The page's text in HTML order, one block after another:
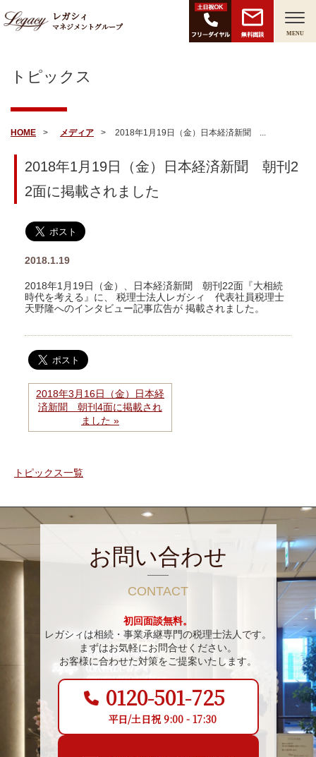
レガシィ
マネジメントグループ
無料面談 MENU
トピックス
HOME メディア 2018年1月19日（金）日本経済新聞 ...
2018年1月19日（金）日本経済新聞 朝刊2
2面に掲載されました
2018.1.19
2018年1月19日（金）、日本経済新聞 朝刊22面『大相続
時代を考える』に、 税理士法人レガシィ 代表社員税理士
天野隆へのインタビュー記事広告が 掲載されました。
2018年3月16日（金）日本経
済新聞 朝刊4面に掲載され
ました »
トピックス一覧
お問い合わせ
CONTACT
初回面談無料。
レガシィは相続・事業承継専門の税理士法人です。
まずはお気軽にお問合せください。
お客様に合わせた対策をご提案いたします。
0120-501-725
平日/土日祝 9:00 - 17:30